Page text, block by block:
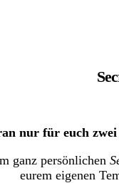
nur für euch zwei
ganz persönlichen
eurem eigenen